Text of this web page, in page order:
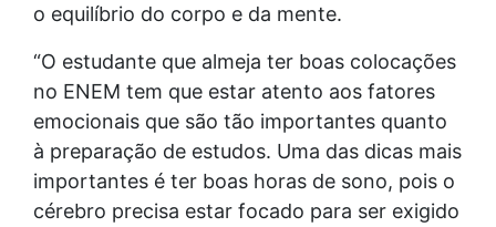
o equilíbrio do corpo e da mente.
“O estudante que almeja ter boas colocações
no ENEM tem que estar atento aos fatores
emocionais que são tão importantes quanto
à preparação de estudos. Uma das dicas mais
importantes é ter boas horas de sono, pois o
cérebro precisa estar focado para ser exigido